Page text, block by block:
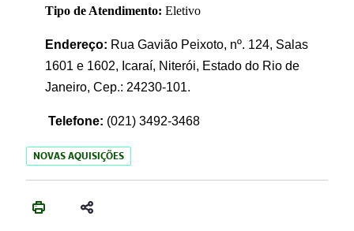
Tipo de Atendimento: Eletivo
Endereço: Rua Gavião Peixoto, nº. 124, Salas
1601 e 1602, Icaraí, Niterói, Estado do Rio de
Janeiro, Cep.: 24230-101.
Telefone: (021) 3492-3468
NOVAS AQUISIÇÕES